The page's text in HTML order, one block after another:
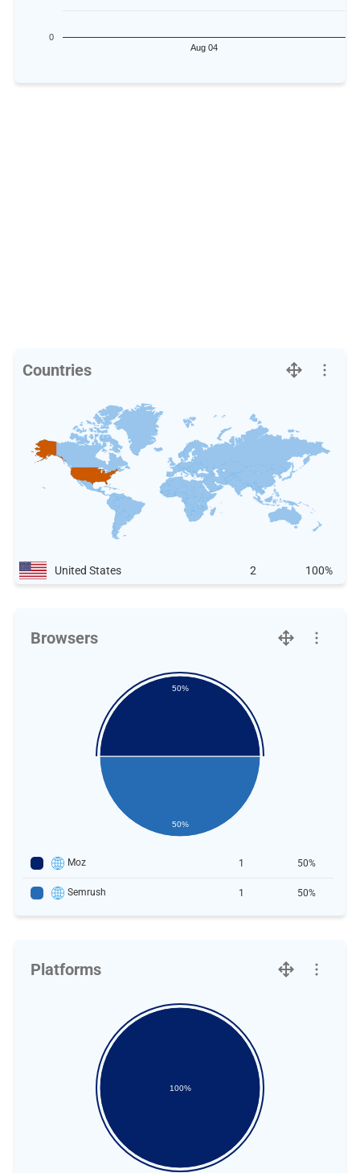
Aug 04
0
Countries
United States 2 100%
Browsers
50%
50%
Moz 1 50%
Semrush 1 50%
Platforms
100%